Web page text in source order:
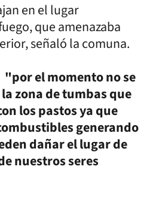
en el lugar
que amenazaba
señaló la comuna.
"por el momento no se
zona de tumbas que
los pastos ya que
generando
dañar el lugar de
nuestros seres